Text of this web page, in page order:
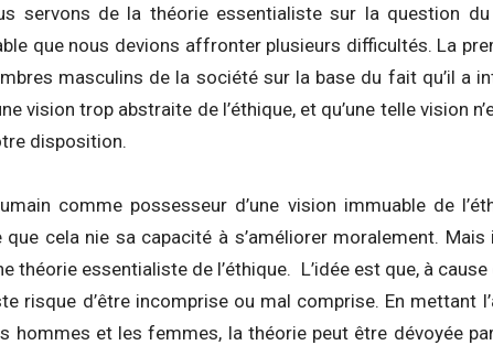
servons de la théorie essentialiste sur la question
que nous devions affronter plusieurs difficultés. La
masculins de la société sur la base du fait qu’il a
vision trop abstraite de l’éthique, et qu’une telle vision
disposition.
comme possesseur d’une vision immuable de
que cela nie sa capacité à s’améliorer moralement.
théorie essentialiste de l’éthique. L’idée est que, à
risque d’être incomprise ou mal comprise. En mettant
hommes et les femmes, la théorie peut être dévoyée